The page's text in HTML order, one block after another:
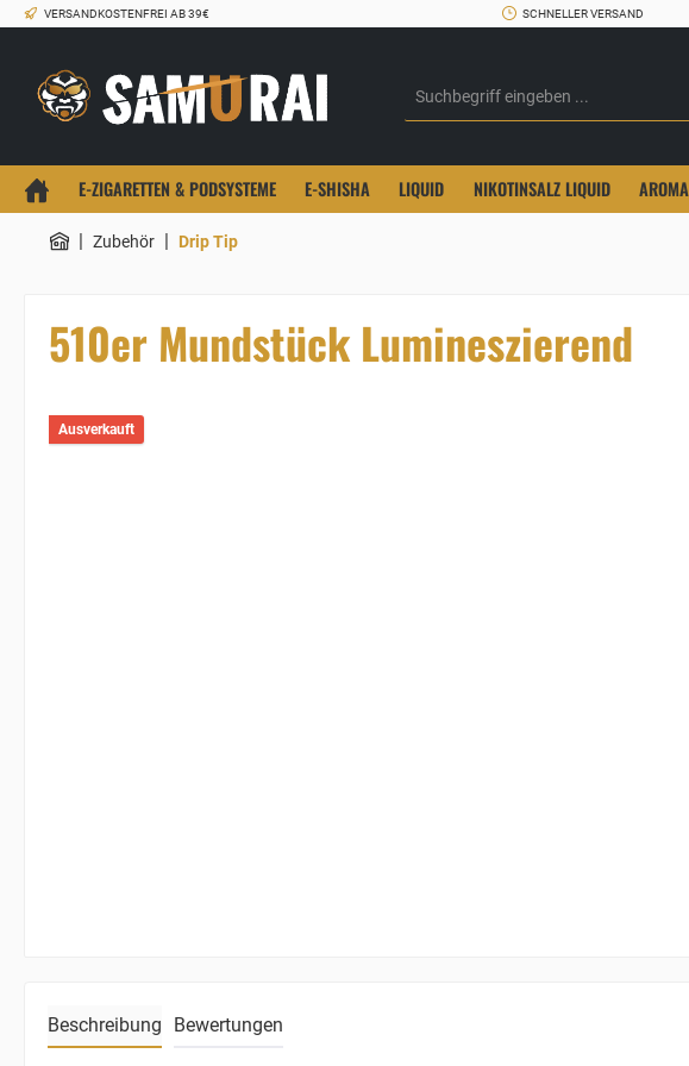
VERSANDKOSTENFREI AB 39€ SCHNELLER VERSAND
E-ZIGARETTEN & PODSYSTEME E-SHISHA LIQUID NIKOTINSALZ LIQUID AROMA
| Zubehör | Drip Tip
510er Mundstück Lumineszierend
Ausverkauft
Beschreibung Bewertungen